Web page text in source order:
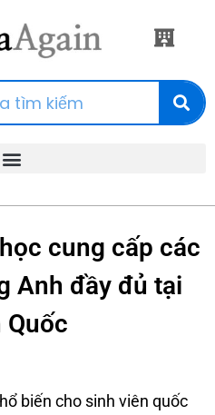
cung cấp các
Anh đầy đủ tại
Quốc
biến cho sinh viên quốc